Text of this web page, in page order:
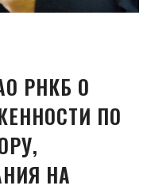
РНКБ О
ПО
НА